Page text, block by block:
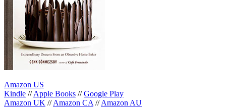
Amazon US
Kindle //Apple Books //Google Play
Amazon UK //Amazon CA //Amazon AU